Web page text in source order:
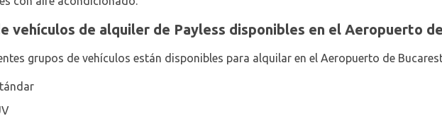
vehículos de alquiler de Payless disponibles en el Aeropuerto
grupos de vehículos están disponibles para alquilar en el Aeropuerto de